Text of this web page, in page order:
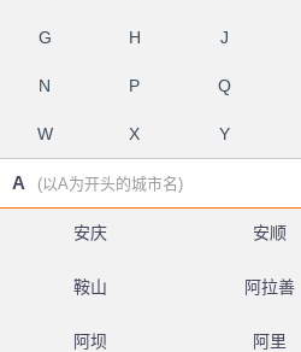
G H J
N P Q
W X Y
A (以A为开头的城市名)
安庆 安顺
鞍山 阿拉善
阿坝 阿里